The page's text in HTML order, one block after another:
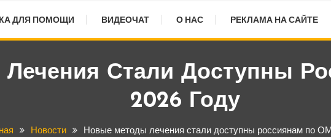
ДЛЯ ПОМОЩИ ВИДЕОЧАТ О НАС РЕКЛАМА НА САЙТЕ
Стали Доступны
2026 Году
Новости Новые методы лечения стали доступны россиянам по